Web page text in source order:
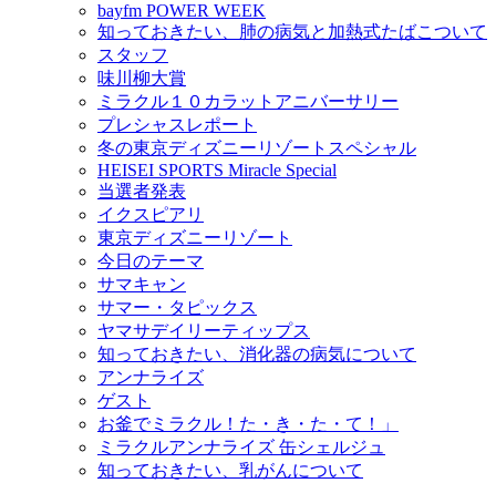
bayfm POWER WEEK
知っておきたい、肺の病気と加熱式たばこついて
スタッフ
味川柳大賞
ミラクル１０カラットアニバーサリー
プレシャスレポート
冬の東京ディズニーリゾートスペシャル
HEISEI SPORTS Miracle Special
当選者発表
イクスピアリ
東京ディズニーリゾート
今日のテーマ
サマキャン
サマー・タピックス
ヤマサデイリーティップス
知っておきたい、消化器の病気について
アンナライズ
ゲスト
お釜でミラクル！た・き・た・て！」
ミラクルアンナライズ 缶シェルジュ
知っておきたい、乳がんについて